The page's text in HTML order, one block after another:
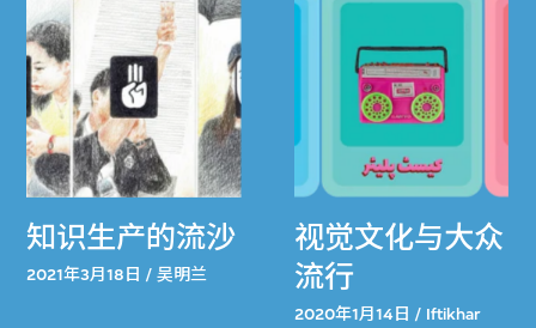
知识生产的流沙
2021年3月18日 / 吴明兰
视觉文化与大众
流行
2020年1月14日 / Iftikhar